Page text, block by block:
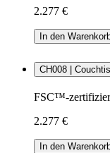
2.277 €
In den
CH008 |
FSC™-
2.277 €
In den